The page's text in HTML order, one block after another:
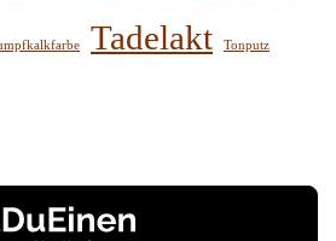
Tadelakt Tonputz